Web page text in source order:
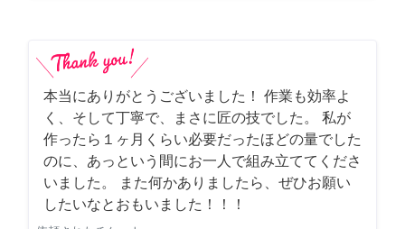
本当にありがとうございました！ 作業も効率よ
く、そして丁寧で、まさに匠の技でした。 私が
作ったら１ヶ月くらい必要だったほどの量でした
のに、あっという間にお一人で組み立ててくださ
いました。 また何かありましたら、ぜひお願い
したいなとおもいました！！！